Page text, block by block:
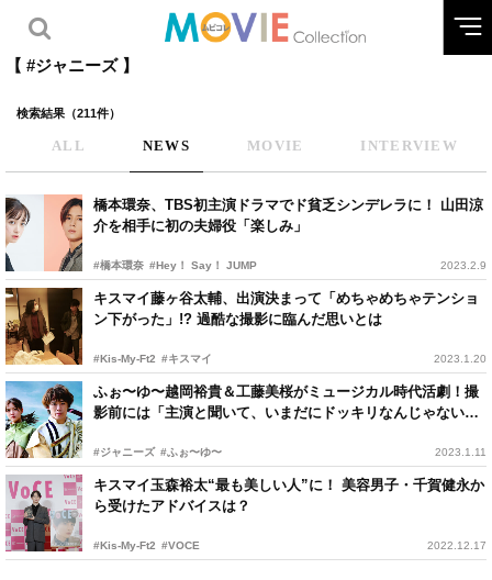
【 #ジャニーズ 】
検索結果（211件）
ALL NEWS MOVIE INTERVIEW
橋本環奈、TBS初主演ドラマでド貧乏シンデレラに！ 山田涼
介を相手に初の夫婦役「楽しみ」
#橋本環奈 #Hey！ Say！ JUMP 2023.2.9
キスマイ藤ヶ谷太輔、出演決まって「めちゃめちゃテンショ
ン下がった」!? 過酷な撮影に臨んだ思いとは
#Kis-My-Ft2 #キスマイ 2023.1.20
ふぉ〜ゆ〜越岡裕貴＆工藤美桜がミュージカル時代活劇！撮
影前には「主演と聞いて、いまだにドッキリなんじゃないか
#ジャニーズ #ふぉ〜ゆ〜 2023.1.11
キスマイ玉森裕太“最も美しい人”に！ 美容男子・千賀健永か
ら受けたアドバイスは？
#Kis-My-Ft2 #VOCE 2022.12.17